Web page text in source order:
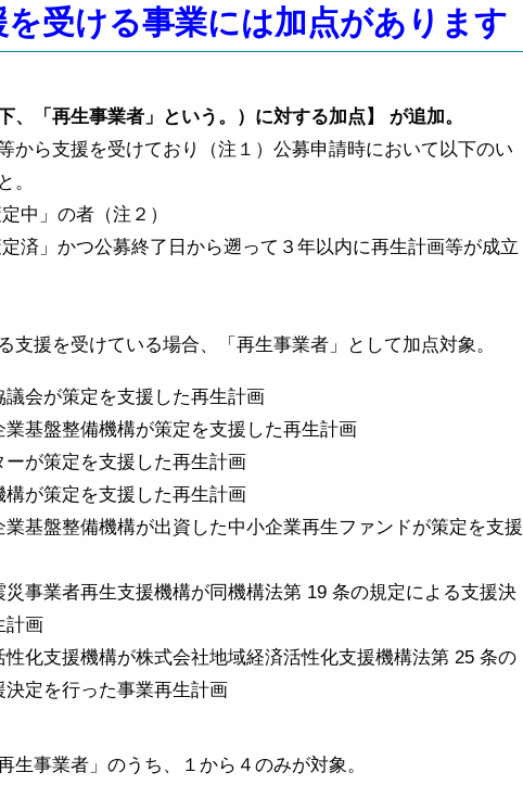
を受ける事業には加点があります
、「再生事業者」という。） に対する加点】 が追加。
から支援を受けており（注１） 公募申請時において以下のい
。
中」の者（注２）
済」 かつ公募終了日から遡って３年以内に再生計画等が成立
支援を受けている場合、「再生事業者」
として加点対象。
会が策定を支援した再生計画
基盤整備機構が策定を支援した再生計画
が策定を支援した再生計画
が策定を支援した再生計画
基盤整備機構が出資した中小企業再生ファン ドが策定を支援
事業者再生支援機構が同機構法第 19 条の規定による支援決
計画
化支援機構が株式会社地域経済活性化支援機構法第 25 条の
定を行った事業再生計画
生事業者」のうち、
１から４のみが対象。